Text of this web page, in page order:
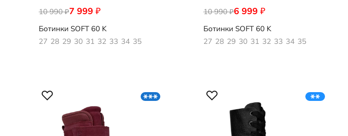
7 999 ₽
10 990₽
713872/02001
Ботинки SOFT 60 K
27 28 29 30 31 32 33 34 35
6 999 ₽
10 990₽
713872/61291
Ботинки SOFT 60 K
27 28 29 30 31 32 33 34 35